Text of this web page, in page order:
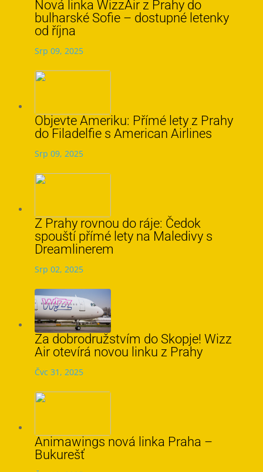
Nová linka WizzAir z Prahy do
bulharské Sofie – dostupné letenky
od října
Srp 09, 2025
Objevte Ameriku: Přímé lety z Prahy
do Filadelfie s American Airlines
Srp 09, 2025
Z Prahy rovnou do ráje: Čedok
spouští přímé lety na Maledivy s
Dreamlinerem
Srp 02, 2025
Za dobrodružstvím do Skopje! Wizz
Air otevírá novou linku z Prahy
Čvc 31, 2025
Animawings nová linka Praha –
Bukurešť